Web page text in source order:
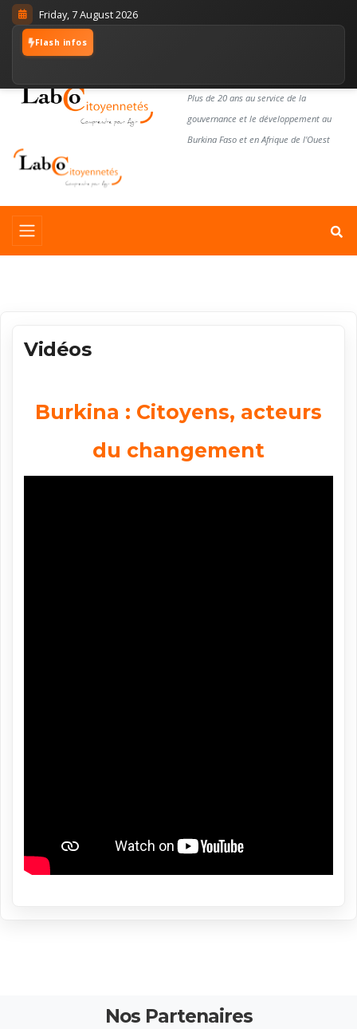
Friday, 7 August 2026
Flash infos
Plus de 20 ans au service de la
gouvernance et le développement au
Burkina Faso et en Afrique de l'Ouest
Vidéos
Burkina : Citoyens, acteurs
du changement
Nos Partenaires